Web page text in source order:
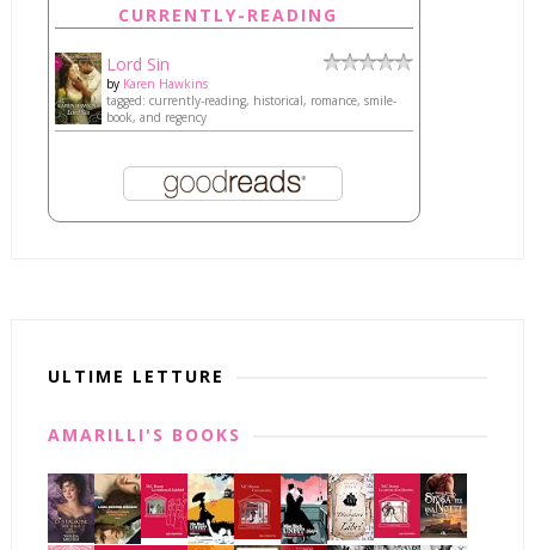
CURRENTLY-READING
Lord Sin
by Karen Hawkins
tagged: currently-reading, historical, romance, smile-
book, and regency
ULTIME LETTURE
AMARILLI'S BOOKS